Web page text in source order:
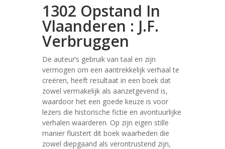
1302 Opstand In
Vlaanderen : J.F.
Verbruggen
De auteur’s gebruik van taal en zijn
vermogen om een aantrekkelijk verhaal te
creëren, heeft resultaat in een boek dat
zowel vermakelijk als aanzetgevend is,
waardoor het een goede keuze is voor
lezers die historische fictie en avontuurlijke
verhalen waarderen. Op zijn eigen stille
manier fluistert dit boek waarheden die
zowel diepgaand als verontrustend zijn,